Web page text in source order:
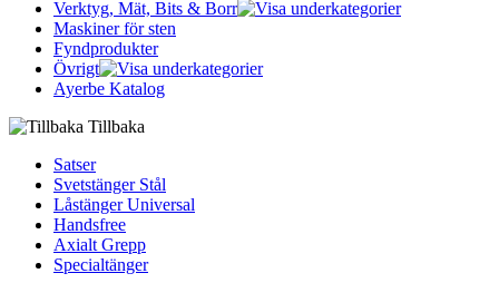
Verktyg, Mät, Bits & Borr
Maskiner för sten
Fyndprodukter
Övrigt
Ayerbe Katalog
Tillbaka
Satser
Svetstänger Stål
Låstänger Universal
Handsfree
Axialt Grepp
Specialtänger